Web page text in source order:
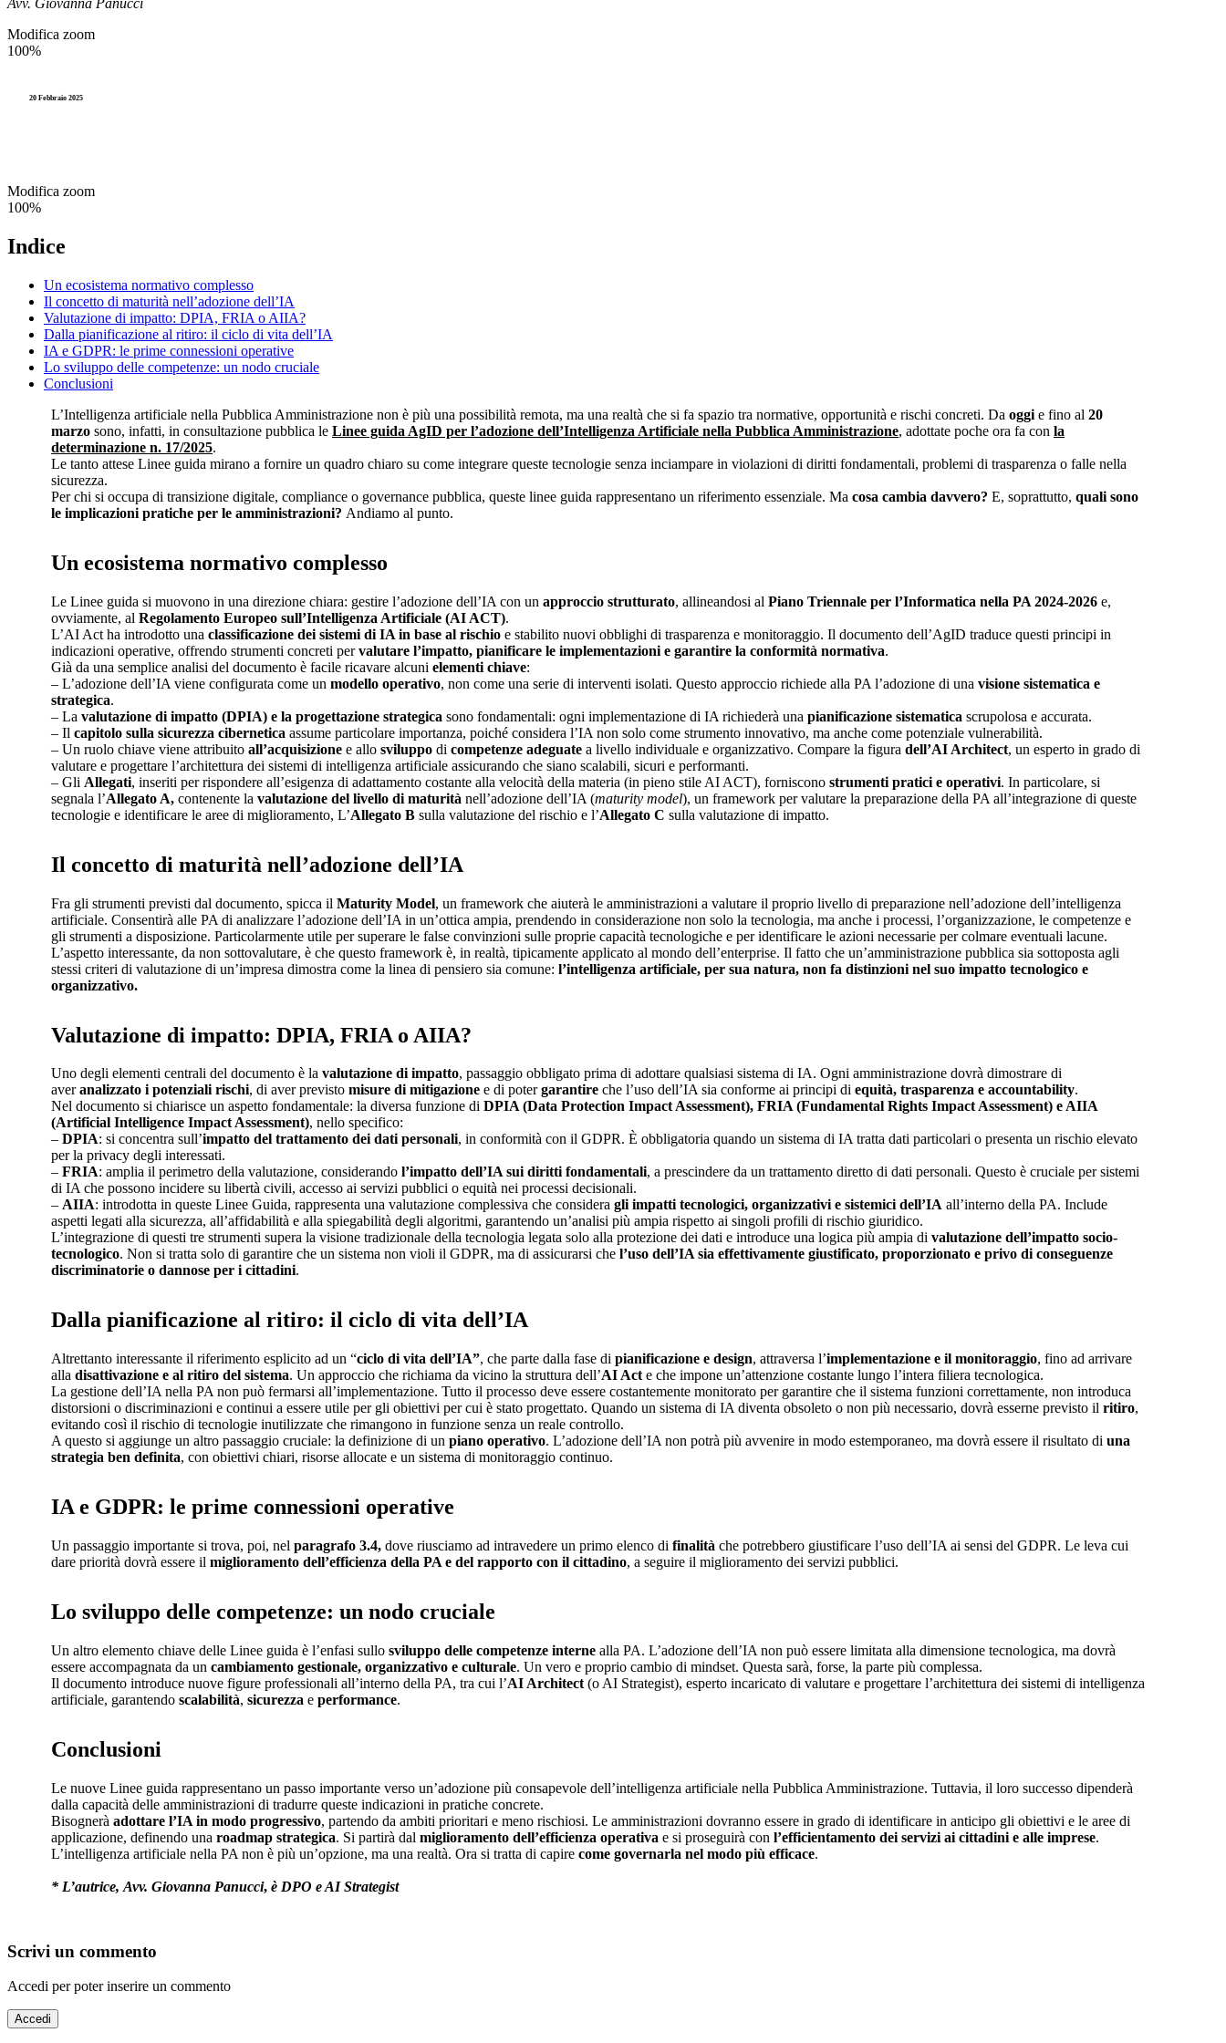
Modifica zoom
100%
20 Febbraio 2025
Modifica zoom
100%
Indice
Un ecosistema normativo complesso
Il concetto di maturità nell’adozione dell’IA
Valutazione di impatto: DPIA, FRIA o AIIA?
Dalla pianificazione al ritiro: il ciclo di vita dell’IA
IA e GDPR: le prime connessioni operative
Lo sviluppo delle competenze: un nodo cruciale
Conclusioni
L’Intelligenza artificiale nella Pubblica Amministrazione non è più una possibilità remota, ma una realtà che si fa spazio tra normative, opportunità e rischi concreti. Da oggi e fino al 20
marzo sono, infatti, in consultazione pubblica le Linee guida AgID per l’adozione dell’Intelligenza Artificiale nella Pubblica Amministrazione, adottate poche ora fa con la
determinazione n. 17/2025.
Le tanto attese Linee guida mirano a fornire un quadro chiaro su come integrare queste tecnologie senza inciampare in violazioni di diritti fondamentali, problemi di trasparenza o falle nella
sicurezza.
Per chi si occupa di transizione digitale, compliance o governance pubblica, queste linee guida rappresentano un riferimento essenziale. Ma cosa cambia davvero? E, soprattutto, quali sono
le implicazioni pratiche per le amministrazioni? Andiamo al punto.
Un ecosistema normativo complesso
Le Linee guida si muovono in una direzione chiara: gestire l’adozione dell’IA con un approccio strutturato, allineandosi al Piano Triennale per l’Informatica nella PA 2024-2026 e,
ovviamente, al Regolamento Europeo sull’Intelligenza Artificiale (AI ACT).
L’AI Act ha introdotto una classificazione dei sistemi di IA in base al rischio e stabilito nuovi obblighi di trasparenza e monitoraggio. Il documento dell’AgID traduce questi principi in
indicazioni operative, offrendo strumenti concreti pervalutare l’impatto, pianificare le implementazioni e garantire la conformità normativa.
Già da una semplice analisi del documento è facile ricavare alcuni elementi chiave:
– L’adozione dell’IA viene configurata come un modello operativo, non come una serie di interventi isolati. Questo approccio richiede alla PA l’adozione di una visione sistematica e
strategica.
– La valutazione di impatto (DPIA) e la progettazione strategica sono fondamentali: ogni implementazione di IA richiederà una pianificazione sistematica scrupolosa e accurata.
– Il capitolo sulla sicurezza cibernetica assume particolare importanza, poiché considera l’IA non solo come strumento innovativo, ma anche come potenziale vulnerabilità.
– Un ruolo chiave viene attribuito all’acquisizione e allo sviluppo di competenze adeguate a livello individuale e organizzativo. Compare la figura dell’AI Architect, un esperto in grado di
valutare e progettare l’architettura dei sistemi di intelligenza artificiale assicurando che siano scalabili, sicuri e performanti.
– Gli Allegati, inseriti per rispondere all’esigenza di adattamento costante alla velocità della materia (in pieno stile AI ACT), forniscono strumenti pratici e operativi. In particolare, si
segnala l’Allegato A, contenente la valutazione del livello di maturità nell’adozione dell’IA (maturity model), un framework per valutare la preparazione della PA all’integrazione di queste
tecnologie e identificare le aree di miglioramento, L’Allegato B sulla valutazione del rischio e l’Allegato C sulla valutazione di impatto.
Il concetto di maturità nell’adozione dell’IA
Fra gli strumenti previsti dal documento, spicca il Maturity Model, un framework che aiuterà le amministrazioni a valutare il proprio livello di preparazione nell’adozione dell’intelligenza
artificiale. Consentirà alle PA di analizzare l’adozione dell’IA in un’ottica ampia, prendendo in considerazione non solo la tecnologia, ma anche i processi, l’organizzazione, le competenze e
gli strumenti a disposizione. Particolarmente utile per superare le false convinzioni sulle proprie capacità tecnologiche e per identificare le azioni necessarie per colmare eventuali lacune.
L’aspetto interessante, da non sottovalutare, è che questo framework è, in realtà, tipicamente applicato al mondo dell’enterprise. Il fatto che un’amministrazione pubblica sia sottoposta agli
stessi criteri di valutazione di un’impresa dimostra come la linea di pensiero sia comune: l’intelligenza artificiale, per sua natura, non fa distinzioni nel suo impatto tecnologico e
organizzativo.
Valutazione di impatto: DPIA, FRIA o AIIA?
Uno degli elementi centrali del documento è la valutazione di impatto, passaggio obbligato prima di adottare qualsiasi sistema di IA. Ogni amministrazione dovrà dimostrare di
averanalizzato i potenziali rischi, di aver previsto misure di mitigazione e di potergarantire che l’uso dell’IA sia conforme ai principi di equità, trasparenza e accountability.
Nel documento si chiarisce un aspetto fondamentale: la diversa funzione di DPIA (Data Protection Impact Assessment), FRIA (Fundamental Rights Impact Assessment) e AIIA
(Artificial Intelligence Impact Assessment), nello specifico:
– DPIA: si concentra sull’impatto del trattamento dei dati personali, in conformità con il GDPR. È obbligatoria quando un sistema di IA tratta dati particolari o presenta un rischio elevato
per la privacy degli interessati.
– FRIA: amplia il perimetro della valutazione, considerando l’impatto dell’IA sui diritti fondamentali, a prescindere da un trattamento diretto di dati personali. Questo è cruciale per sistemi
di IA che possono incidere su libertà civili, accesso ai servizi pubblici o equità nei processi decisionali.
– AIIA: introdotta in queste Linee Guida, rappresenta una valutazione complessiva che considera gli impatti tecnologici, organizzativi e sistemici dell’IA all’interno della PA. Include
aspetti legati alla sicurezza, all’affidabilità e alla spiegabilità degli algoritmi, garantendo un’analisi più ampia rispetto ai singoli profili di rischio giuridico.
L’integrazione di questi tre strumenti supera la visione tradizionale della tecnologia legata solo alla protezione dei dati e introduce una logica più ampia di valutazione dell’impatto socio-
tecnologico. Non si tratta solo di garantire che un sistema non violi il GDPR, ma di assicurarsi che l’uso dell’IA sia effettivamente giustificato, proporzionato e privo di conseguenze
discriminatorie o dannose per i cittadini.
Dalla pianificazione al ritiro: il ciclo di vita dell’IA
Altrettanto interessante il riferimento esplicito ad un “ciclo di vita dell’IA”, che parte dalla fase di pianificazione e design, attraversa l’implementazione e il monitoraggio, fino ad arrivare
alla disattivazione e al ritiro del sistema. Un approccio che richiama da vicino la struttura dell’AI Act e che impone un’attenzione costante lungo l’intera filiera tecnologica.
La gestione dell’IA nella PA non può fermarsi all’implementazione. Tutto il processo deve essere costantemente monitorato per garantire che il sistema funzioni correttamente, non introduca
distorsioni o discriminazioni e continui a essere utile per gli obiettivi per cui è stato progettato. Quando un sistema di IA diventa obsoleto o non più necessario, dovrà esserne previsto il ritiro,
evitando così il rischio di tecnologie inutilizzate che rimangono in funzione senza un reale controllo.
A questo si aggiunge un altro passaggio cruciale: la definizione di un piano operativo. L’adozione dell’IA non potrà più avvenire in modo estemporaneo, ma dovrà essere il risultato di una
strategia ben definita, con obiettivi chiari, risorse allocate e un sistema di monitoraggio continuo.
IA e GDPR: le prime connessioni operative
Un passaggio importante si trova, poi, nel paragrafo 3.4, dove riusciamo ad intravedere un primo elenco di finalità che potrebbero giustificare l’uso dell’IA ai sensi del GDPR. Le leva cui
dare priorità dovrà essere il miglioramento dell’efficienza della PA e del rapporto con il cittadino, a seguire il miglioramento dei servizi pubblici.
Lo sviluppo delle competenze: un nodo cruciale
Un altro elemento chiave delle Linee guida è l’enfasi sullo sviluppo delle competenze interne alla PA. L’adozione dell’IA non può essere limitata alla dimensione tecnologica, ma dovrà
essere accompagnata da un cambiamento gestionale, organizzativo e culturale. Un vero e proprio cambio di mindset. Questa sarà, forse, la parte più complessa.
Il documento introduce nuove figure professionali all’interno della PA, tra cui l’AI Architect (o AI Strategist), esperto incaricato di valutare e progettare l’architettura dei sistemi di intelligenza
artificiale, garantendo scalabilità, sicurezza e performance.
Conclusioni
Le nuove Linee guida rappresentano un passo importante verso un’adozione più consapevole dell’intelligenza artificiale nella Pubblica Amministrazione. Tuttavia, il loro successo dipenderà
dalla capacità delle amministrazioni di tradurre queste indicazioni in pratiche concrete.
Bisognerà adottare l’IA in modo progressivo, partendo da ambiti prioritari e meno rischiosi. Le amministrazioni dovranno essere in grado di identificare in anticipo gli obiettivi e le aree di
applicazione, definendo una roadmap strategica. Si partirà dal miglioramento dell’efficienza operativa e si proseguirà con l’efficientamento dei servizi ai cittadini e alle imprese.
L’intelligenza artificiale nella PA non è più un’opzione, ma una realtà. Ora si tratta di capire come governarla nel modo più efficace.
* L’autrice, Avv. Giovanna Panucci, è DPO e AI Strategist
Scrivi un commento
Accedi per poter inserire un commento
Accedi